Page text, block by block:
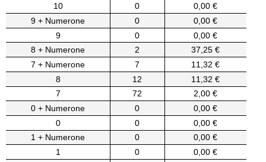
10
0
0,00 €
9 + Numerone
0
0,00 €
9
0
0,00 €
8 + Numerone
2
37,25 €
7 + Numerone
7
11,32 €
8
12
11,32 €
7
72
2,00 €
0 + Numerone
0
0,00 €
0
0
0,00 €
1 + Numerone
0
0,00 €
1
0
0,00 €